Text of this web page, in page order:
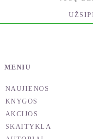
MENIU
NAUJIENOS
KNYGOS
AKCIJOS
SKAITYKLA